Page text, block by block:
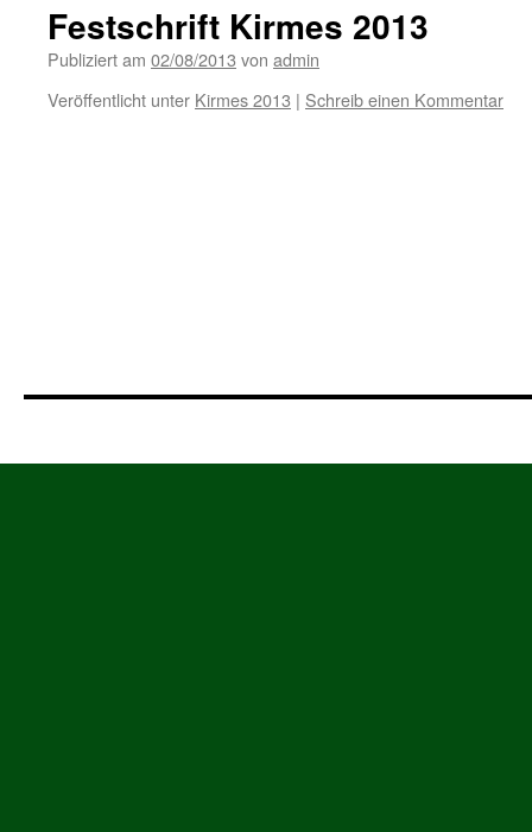
Festschrift Kirmes 2013
Publiziert am 02/08/2013 von admin
Veröffentlicht unter Kirmes 2013 | Schreib einen Kommentar